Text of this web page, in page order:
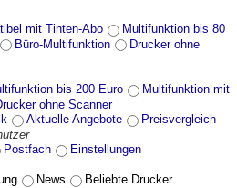
mit Tinten-Abo
Multifunktion bis 80
Büro-Multifunktion
Drucker ohne
bis 200 Euro
Multifunktion mit
ohne Scanner
Aktuelle Angebote
Preisvergleich
Postfach
Einstellungen
News Beliebte Drucker